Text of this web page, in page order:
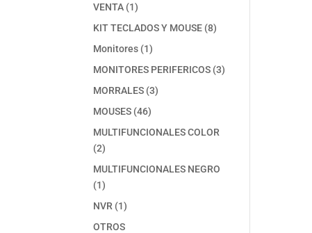
VENTA 11
producto
KIT TECLADOS Y MOUSE 88
Monitores 11
producto
MONITORES PERIFERICOS 33
MORRALES 33
MOUSES 4646
productos
MULTIFUNCIONALES COLOR
22
productos
MULTIFUNCIONALES NEGRO
11
producto
NVR 11
producto
OTROS